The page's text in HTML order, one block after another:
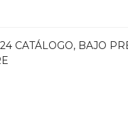
CATÁLOGO, BAJO